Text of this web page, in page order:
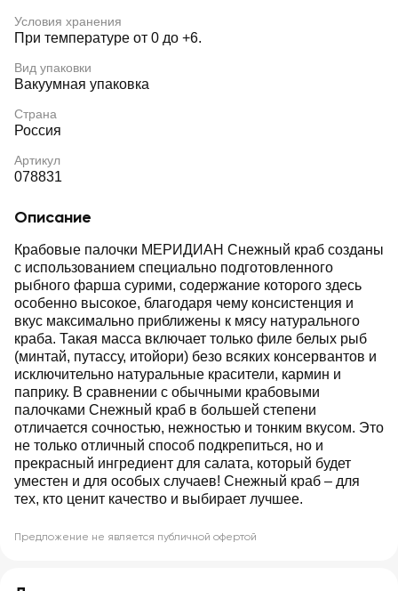
Условия хранения
При температуре от 0 до +6.
Вид упаковки
Вакуумная упаковка
Страна
Россия
Артикул
078831
Описание
Крабовые палочки МЕРИДИАН Снежный краб созданы
с использованием специально подготовленного
рыбного фарша сурими, содержание которого здесь
особенно высокое, благодаря чему консистенция и
вкус максимально приближены к мясу натурального
краба. Такая масса включает только филе белых рыб
(минтай, путассу, итойори) безо всяких консервантов и
исключительно натуральные красители, кармин и
паприку. В сравнении с обычными крабовыми
палочками Снежный краб в большей степени
отличается сочностью, нежностью и тонким вкусом. Это
не только отличный способ подкрепиться, но и
прекрасный ингредиент для салата, который будет
уместен и для особых случаев! Снежный краб – для
тех, кто ценит качество и выбирает лучшее.
Предложение не является публичной офертой